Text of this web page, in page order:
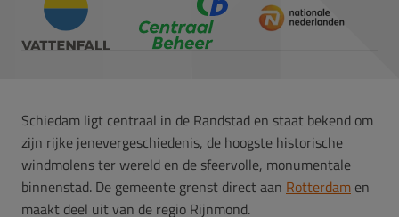
Schiedam ligt centraal in de Randstad en staat bekend om
zijn rijke jenevergeschiedenis, de hoogste historische
windmolens ter wereld en de sfeervolle, monumentale
binnenstad. De gemeente grenst direct aan Rotterdam en
maakt deel uit van de regio Rijnmond.